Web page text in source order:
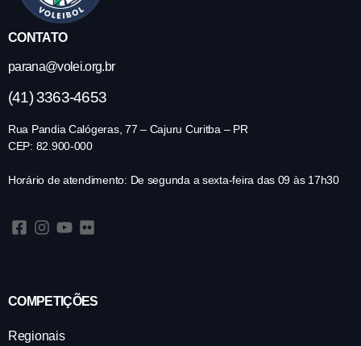
CONTATO
parana@volei.org.br
(41) 3363-4653
Rua Pandia Calógeras, 77 – Cajuru Curitba – PR
CEP: 82.900-000
Horário de atendimento: De segunda a sexta-feira das 09 às 17h30
COMPETIÇÕES
Regionais